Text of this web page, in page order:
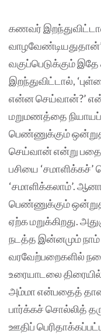
கணவர்
வகுப்பெடுக்கும்
இறந்துவிட்டால்,
என்ன செய்வான்?’
மறுமணத்தை
பெண்ணுக்கும்
செய்வான் என்று
பசியை ‘சமாளிக்கச்’
‘சமாளிக்கலாம்’.
பெண்ணுக்கும்
ஏற்க மறுக்கிறது.
நடத்த இன்னமும் நாம்
வரவேற்பறைகளில்
உரையாடலை
அம்மா என்பதைத்
பார்க்கச் சொல்லித்
ஊதிப்